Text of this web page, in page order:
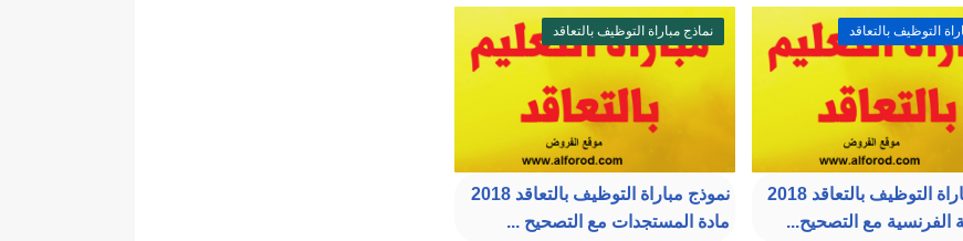
التوظيف بالتعاقد
نموذج مباراة التوظيف بالتعاقد 2018
الفرنسية مع التصحيح...
نماذج مباراة التوظيف بالتعاقد
نموذج مباراة التوظيف بالتعاقد 2018
مادة المستجدات مع التصحيح ...